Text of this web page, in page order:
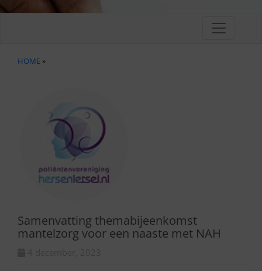
HOME »
Samenvatting themabijeenkomst
mantelzorg voor een naaste met NAH